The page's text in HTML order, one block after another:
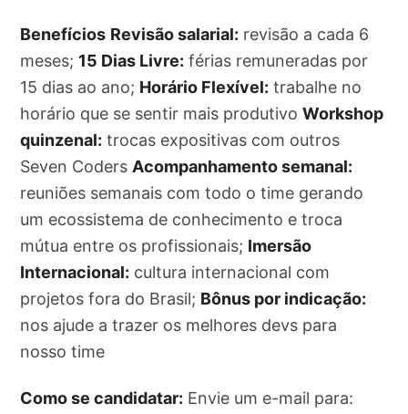
Benefícios Revisão salarial: revisão a cada 6
meses; 15 Dias Livre: férias remuneradas por
15 dias ao ano; Horário Flexível: trabalhe no
horário que se sentir mais produtivoWorkshop
quinzenal: trocas expositivas com outros
Seven Coders Acompanhamento semanal:
reuniões semanais com todo o time gerando
um ecossistema de conhecimento e troca
mútua entre os profissionais; Imersão
Internacional: cultura internacional com
projetos fora do Brasil; Bônus por indicação:
nos ajude a trazer os melhores devs para
nosso time
Como se candidatar: Envie um e-mail para: